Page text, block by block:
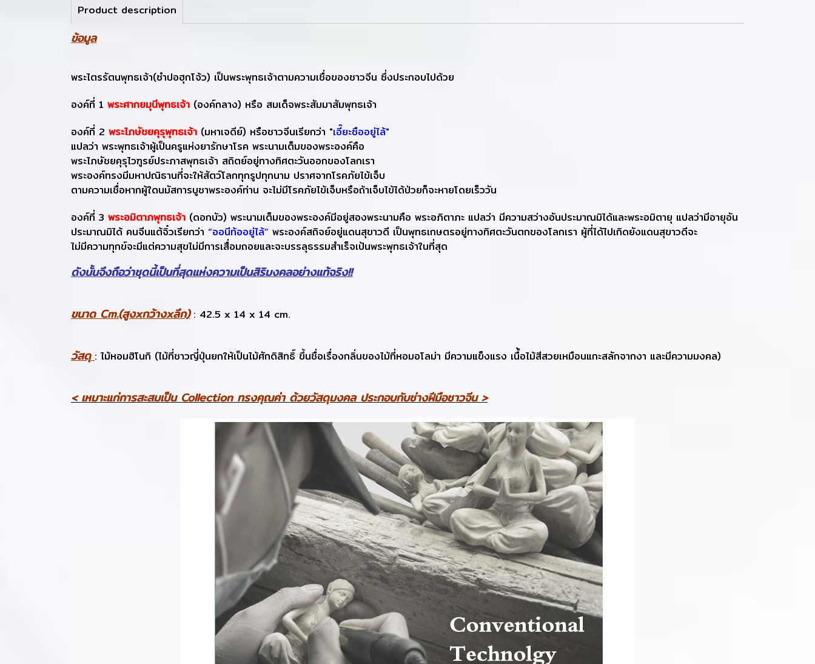
Product description
ข้อมูล
พระไตรรัตนพุทธเจ้า(ซำปอฮุกโจ้ว) เป็นพระพุทธเจ้าตามความเชื่อของชาวจีน ซึ่งประกอบไปด้วย
องค์ที่ 1 พระศากยมุนีพุทธเจ้า (องค์กลาง) หรือ สมเด็จพระสัมมาสัมพุทธเจ้า
องค์ที่ 2 พระไภษัชยคุรุพุทธเจ้า (มหาเจดีย์) หรือชาวจีนเรียกว่า "เอี๊ยะซืออยู่ไล้"
แปลว่า พระพุทธเจ้าผู้เป็นครูแห่งยารักษาโรค พระนามเต็มของพระองค์คือ
พระไภษัชยคุรุไวฑูรย์ประภาสพุทธเจ้า สถิตย์อยู่ทางทิศตะวันออกของโลกเรา
พระองค์ทรงมีมหาปณิธานที่จะให้สัตว์โลกทุกรูปทุกนาม ปราศจากโรคภัยไข้เจ็บ
ตามความเชื่อหากผู้ใดนมัสการบูชาพระองค์ท่าน จะไม่มีโรคภัยไข้เจ็บหรือถ้าเจ็บไข้ได้ป่วยก็จะหายโดยเร็ววัน
องค์ที่ 3 พระอมิตาภพุทธเจ้า (ดอกบัว) พระนามเต็มของพระองค์มีอยู่สองพระนามคือ พระอภิตาภะ แปลว่า มีความสว่างอันประมาณมิได้และพระอมิตายุ แปลว่ามีอายุอัน
ประมาณมิได้ คนจีนแต้จิ๋วเรียกว่า “ออนีท้ออยู่ไล้” พระองค์สถิจย์อยู่แดนสุขาวดี เป็นพุทธเกษตรอยู่ทางทิศตะวันตกของโลกเรา ผู้ที่ได้ไปเกิดยังแดนสุขาวดีจะ
ไม่มีความทุกข์จะมีแต่ความสุขไม่มีการเสื่อมถอยและจะบรรลุธรรมสำเร็จเป้นพระพุทธเจ้าในที่สุด
ดังนั้นจึงถือว่าชุดนี้เป็นที่สุดแห่งความเป็นสิริมงคลอย่างแท้จริง!!
ขนาด Cm.(สูงxกว้างxลึก): 42.5 x 14 x 14 cm.
วัสดุ : ไม้หอมฮิโนกิ (ไม้ที่ชาวญี่ปุ่นยกให้เป็นไม้ศักดิสิทธิ์ ขึ้นชื่อเรื่องกลิ่นของไม้ที่หอมอโลม่า มีความแข็งแรง เนื้้อไม้สีสวยเหมือนแกะสลักจากงา และมีความมงคล)
< เหมาะแก่การสะสมเป็น Collection ทรงคุณค่า ด้วยวัสดุมงคล ประกอบกับช่างฝีมือชาวจีน >